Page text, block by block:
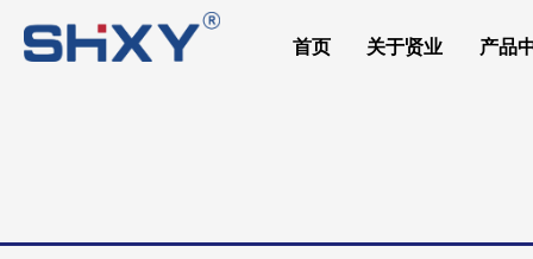
首页 关于贤业 产品